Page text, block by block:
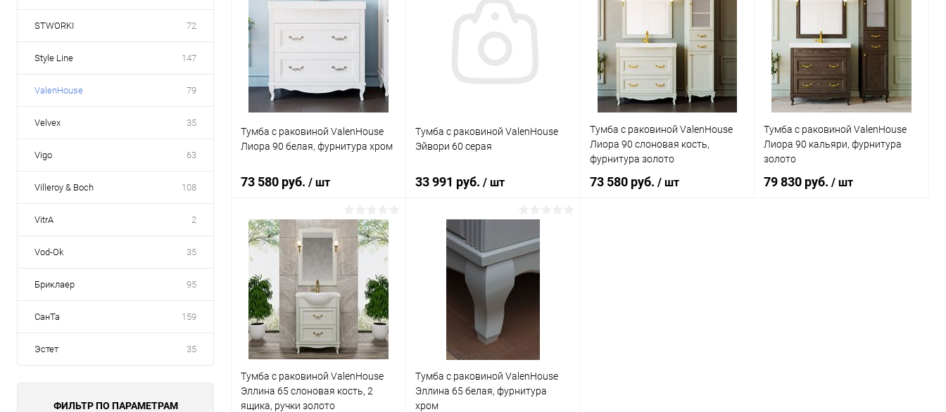
STWORKI 72
Style Line 147
ValenHouse 79
Velvex 35
Vigo 63
Villeroy & Boch 108
VitrA 2
Vod-Ok 35
Бриклаер 95
СанТа 159
Эстет 35
ФИЛЬТР ПО ПАРАМЕТРАМ
Купить в 1 клик
Под заказ
Купить в 1 клик Сравнение
В избранное Под заказ
Купить в 1 клик Сравнение
В избранное Под заказ
Тумба с раковиной ValenHouse
Лиора 90 белая, фурнитура хром
73 580 руб. / шт
В корзину
Купить в 1 клик Сравнение
В избранное Под заказ
Тумба с раковиной ValenHouse
Эйвори 60 серая
33 991 руб. / шт
В корзину
Купить в 1 клик Сравнение
В избранное
Тумба с раковиной ValenHouse
Лиора 90 слоновая кость,
фурнитура золото
73 580 руб. / шт
Тумба с раковиной ValenHouse
Лиора 90 кальяри, фурнитура
золото
79 830 руб./ шт
Тумба с раковиной ValenHouse
Эллина 65 слоновая кость, 2
ящика, ручки золото
Тумба с раковиной ValenHouse
Эллина 65 белая, фурнитура
хром